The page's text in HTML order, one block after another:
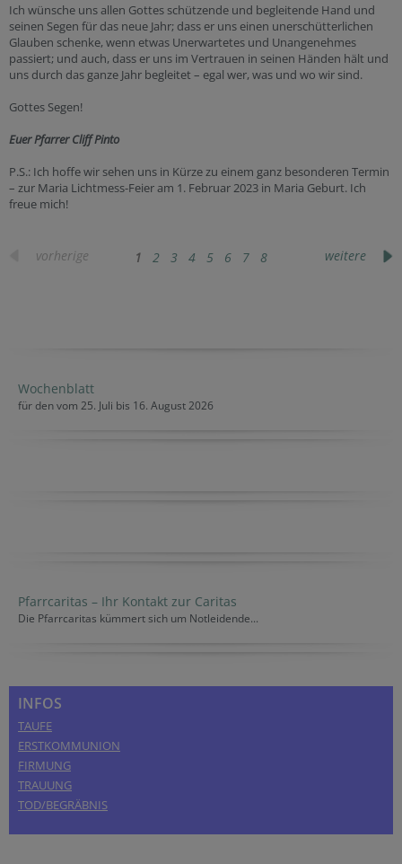
Ich wünsche uns allen Gottes schützende und begleitende Hand und
seinen Segen für das neue Jahr; dass er uns einen unerschütterlichen
Glauben schenke, wenn etwas Unerwartetes und Unangenehmes
passiert; und auch, dass er uns im Vertrauen in seinen Händen hält und
uns durch das ganze Jahr begleitet – egal wer, was und wo wir sind.
Gottes Segen!
Euer Pfarrer Cliff Pinto
P.S.: Ich hoffe wir sehen uns in Kürze zu einem ganz besonderen Termin
– zur Maria Lichtmess-Feier am 1. Februar 2023 in Maria Geburt. Ich
freue mich!
vorherige 1 2 3 4 5 6 7 8 weitere
Wochenblatt
für den vom 25. Juli bis 16. August 2026
Pfarrcaritas – Ihr Kontakt zur Caritas
Die Pfarrcaritas kümmert sich um Notleidende...
INFOS
TAUFE
ERSTKOMMUNION
FIRMUNG
TRAUUNG
TOD/BEGRÄBNIS